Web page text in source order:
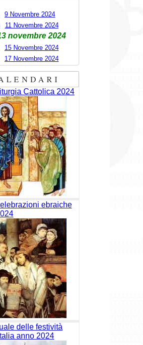
9 Novembre 2024
11 Novembre 2024
novembre 2024
15 Novembre 2024
17 Novembre 2024
Cattolica 2024
ebraiche
delle festività
anno 2024